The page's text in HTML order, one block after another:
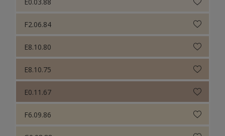
F2.06.84
E8.10.80
E8.10.75
E0.11.67
F6.09.86